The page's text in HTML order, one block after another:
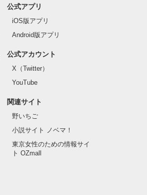
公式アプリ
iOS版アプリ
Android版アプリ
公式アカウント
X（Twitter）
YouTube
関連サイト
野いちご
小説サイト ノベマ！
東京女性のための情報サイ
ト OZmall